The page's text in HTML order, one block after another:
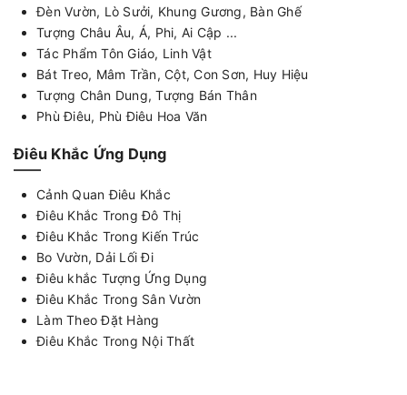
Đèn Vườn, Lò Sưởi, Khung Gương, Bàn Ghế
Tượng Châu Âu, Á, Phi, Ai Cập ...
Tác Phẩm Tôn Giáo, Linh Vật
Bát Treo, Mâm Trần, Cột, Con Sơn, Huy Hiệu
Tượng Chân Dung, Tượng Bán Thân
Phù Điêu, Phù Điêu Hoa Văn
Điêu Khắc Ứng Dụng
Cảnh Quan Điêu Khắc
Điêu Khắc Trong Đô Thị
Điêu Khắc Trong Kiến Trúc
Bo Vườn, Dải Lối Đi
Điêu khắc Tượng Ứng Dụng
Điêu Khắc Trong Sân Vườn
Làm Theo Đặt Hàng
Điêu Khắc Trong Nội Thất